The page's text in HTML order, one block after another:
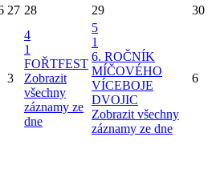
27 28 29 30
3
4
1
FOŘTFEST
Zobrazit
všechny
záznamy ze
dne
5
1
6. ROČNÍK
MÍČOVÉHO
VÍCEBOJE
DVOJIC
Zobrazit všechny
záznamy ze dne
6